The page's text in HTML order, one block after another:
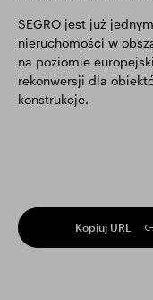
SEGRO jest już
nieruchomości w
na poziomie
rekonwersji dla
konstrukcje.
Kopiuj URL